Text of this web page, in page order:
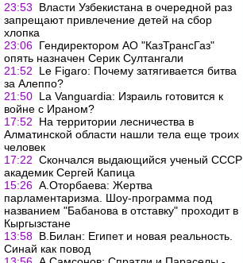
23:53
Власти Узбекистана в очередной раз
запрещают привлечение детей на сбор
хлопка
23:06 Гендиректором АО "КазТрансГаз"
опять назначен Серик Султангали
21:52
Le Figaro: Почему затягивается битва
за Алеппо?
21:50 La Vanguardia: Израиль готовится к
войне с Ираном?
17:52
На территории лесничества в
Алматинской области нашли тела еще троих
человек
17:22 Скончался выдающийся ученый СССР
академик Сергей Капица
15:26 А.Оторбаева: Жертва
парламентаризма. Шоу-программа под
названием "Бабанова в отставку" проходит в
Кыргызстане
13:58 В.Билан: Египет и новая реальность.
Синай как повод